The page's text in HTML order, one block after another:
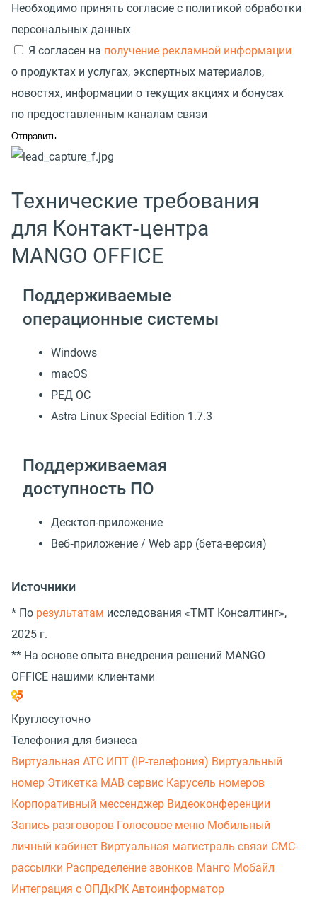
Необходимо принять согласие с политикой обработки
персональных данных
Я согласен на получение рекламной информации
о продуктах и услугах, экспертных материалов,
новостях, информации о текущих акциях и бонусах
по предоставленным каналам связи
Технические требования
для Контакт‑центра
MANGO OFFICE
Поддерживаемые
операционные системы
Windows
macOS
РЕД ОС
Astra Linux Special Edition 1.7.3
Поддерживаемая
доступность ПО
Десктоп-приложение
Веб‑приложение / Web app (бета-версия)
Источники
* По результатам исследования «TMT Консалтинг»,
2025 г.
** На основе опыта внедрения решений MANGO
OFFICE нашими клиентами
Круглосуточно
Телефония для бизнеса
Виртуальная АТС ИПТ (IP-телефония) Виртуальный
номер Этикетка МАВ сервис Карусель номеров
Корпоративный мессенджер Видеоконференции
Запись разговоров Голосовое меню Мобильный
личный кабинет Виртуальная магистраль связи СМС-
рассылки Распределение звонков Манго Мобайл
Интеграция с ОПДкРК Автоинформатор